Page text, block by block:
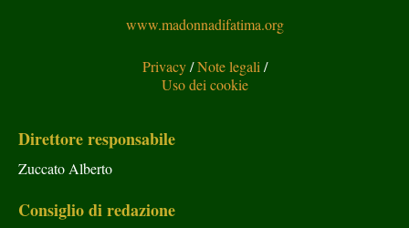
www.madonnadifatima.org
Privacy/Note legali /
Uso dei cookie
Direttore responsabile
Zuccato Alberto
Consiglio di redazione